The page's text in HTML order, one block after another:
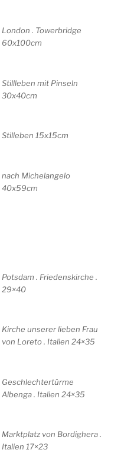
London . Towerbridge
60x100cm
Stillleben mit Pinseln
30x40cm
Stilleben 15x15cm
nach Michelangelo
40x59cm
Potsdam . Friedenskirche .
29×40
Kirche unserer lieben Frau
von Loreto . Italien 24×35
Geschlechtertürme
Albenga . Italien 24×35
Marktplatz von Bordighera .
Italien 17×23